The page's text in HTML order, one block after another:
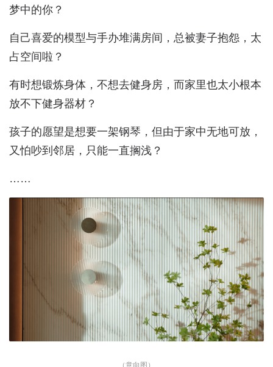
梦中的你？
自己喜爱的模型与手办堆满房间，总被妻子抱怨，太
占空间啦？
有时想锻炼身体，不想去健身房，而家里也太小根本
放不下健身器材？
孩子的愿望是想要一架钢琴，但由于家中无地可放，
又怕吵到邻居，只能一直搁浅？
……
（意向图）